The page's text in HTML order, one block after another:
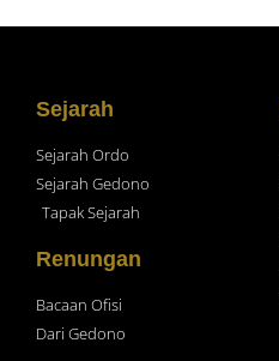
Sejarah
Sejarah Ordo
Sejarah Gedono
Tapak Sejarah
Renungan
Bacaan Ofisi
Dari Gedono